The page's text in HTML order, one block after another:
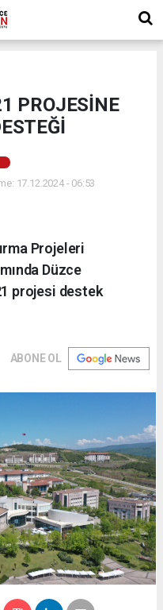
PROJESİNE
17.12.2024 - 06:53
Projeleri
Düzce
projesi destek
ABONE OL